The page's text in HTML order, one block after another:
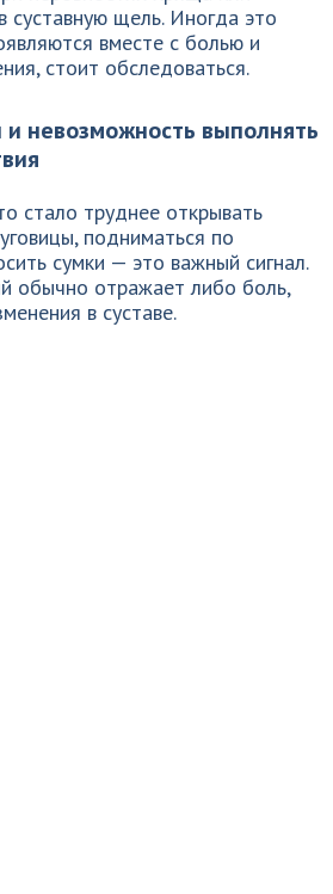
суставную щель. Иногда это
вместе с болью и
стоит обследоваться.
невозможность выполнять
стало труднее открывать
подниматься по
сумки — это важный сигнал.
обычно отражает либо боль,
в суставе.